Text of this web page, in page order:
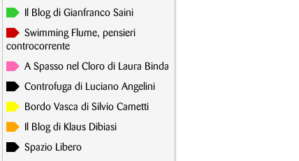
Il Blog di Gianfranco Saini
Swimming Flume, pensieri
controcorrente
A Spasso nel Cloro di Laura Binda
Controfuga di Luciano Angelini
Bordo Vasca di Silvio Cametti
Il Blog di Klaus Dibiasi
Spazio Libero